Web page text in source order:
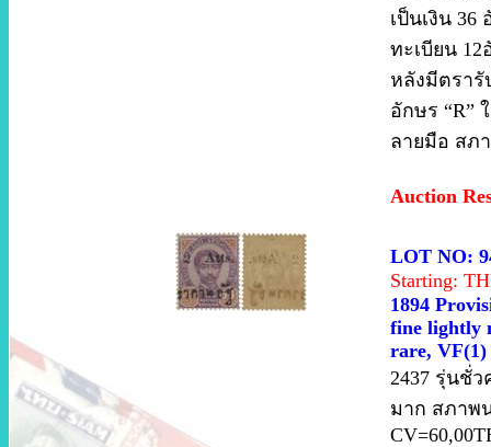
เป็นเงิน
ทะเบียน 12
หลังมีตรารั
อักษร “R”
ลายมือ สภ
Auction
LOT NO:
Starting:
1894
fine lightly
rare, VF(1)
2437 รุ่นชั่
มาก สภาพ